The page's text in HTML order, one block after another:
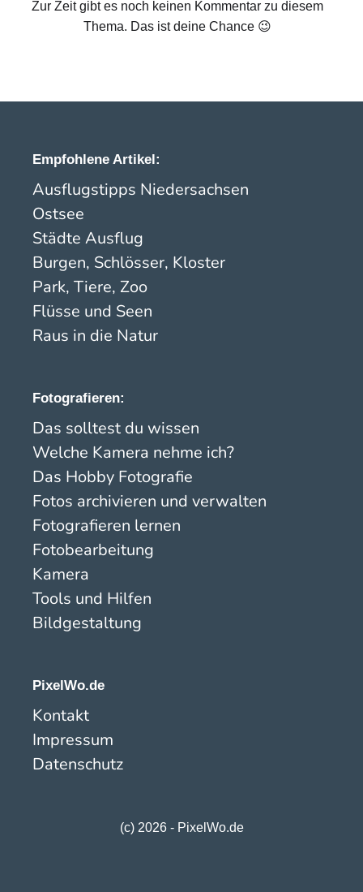
Zur Zeit gibt es noch keinen Kommentar zu diesem
Thema. Das ist deine Chance 😉
Empfohlene Artikel:
Ausflugstipps Niedersachsen
Ostsee
Städte Ausflug
Burgen, Schlösser, Kloster
Park, Tiere, Zoo
Flüsse und Seen
Raus in die Natur
Fotografieren:
Das solltest du wissen
Welche Kamera nehme ich?
Das Hobby Fotografie
Fotos archivieren und verwalten
Fotografieren lernen
Fotobearbeitung
Kamera
Tools und Hilfen
Bildgestaltung
PixelWo.de
Kontakt
Impressum
Datenschutz
(c) 2026 - PixelWo.de